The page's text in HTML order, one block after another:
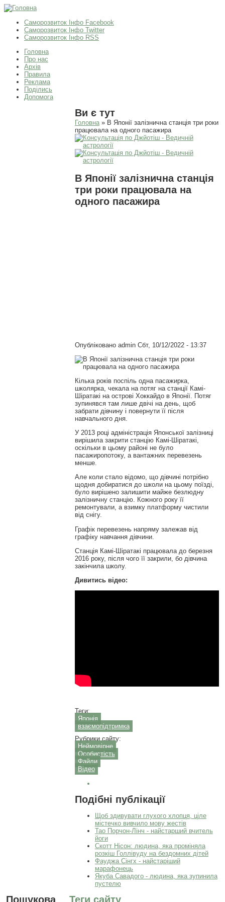
Саморозвиток Інфо Facebook
Саморозвиток Інфо Twitter
Саморозвиток Інфо RSS
Головна
Про нас
Архів
Правила
Реклама
Поділись
Допомога
Ви є тут
Головна» В Японії залізнична станція три роки
працювала на одного пасажира
В Японії залізнична станція
три роки працювала на
одного пасажира
Опубліковано adminСбт, 10/12/2022 - 13:37
Кілька років поспіль одна пасажирка,
школярка, чекала на потяг на станції Камі-
Шіратакі на острові Хоккайдо в Японії. Потяг
зупинявся там лише двічі на день, щоб
забрати дівчину і повернути її після
навчального дня.
У 2013 році адміністрація Японської залізниці
вирішила закрити станцію Камі-Шіратакі,
оскільки в цьому районі не було
пасажиропотоку, а вантажних перевезень
менше.
Але коли стало відомо, що дівчині потрібно
щодня добиратися до школи на цьому поїзді,
було вирішено залишити майже безлюдну
залізничну станцію. Кожного року її
ремонтували, а взимку платформу чистили
від снігу.
Графік перевезень напряму залежав від
графіку навчання дівчини.
Станція Камі-Шіратакі працювала до березня
2016 року, після чого її закрили, бо дівчина
закінчила школу.
Дивитись відео:
Теги:
Японія
взаємопідтримка
Рубрики сайту:
Неймовірне
Особистість
Файли
Відео
Подібні публікації
Щоб здивувати глухого хлопця, ціле
містечко вивчило мову жестів
Тао Порчон-Лінч - найстарший вчитель
йоги
Скотт Нісон: людина, яка проміняла
розкіш Голлівуду на бездомних дітей
Фауджа Сінгх - найстаріший
марафонець
Якуба Савадого - людина, яка зупинила
пустелю
Пошукова Теги сайту